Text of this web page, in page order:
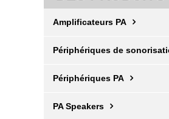
Amplificateurs PA
Périphériques de
Périphériques PA
PA Speakers